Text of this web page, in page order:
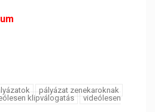
pályázat zenekaroknak
klipválogatás
videólesen